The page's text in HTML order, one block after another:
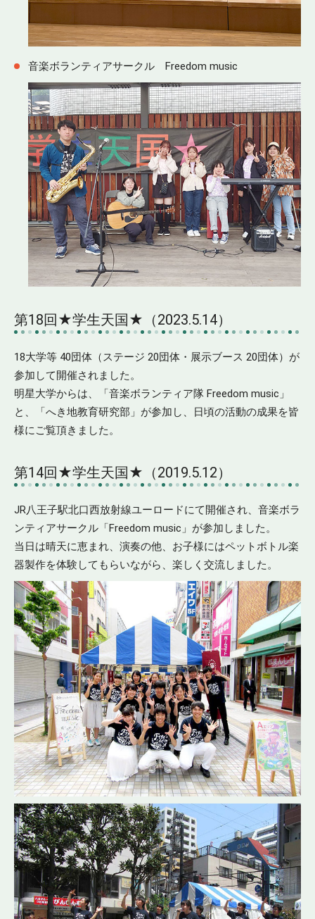
音楽ボランティアサークル Freedom music
第18回★学生天国★（2023.5.14）
18大学等 40団体（ステージ 20団体・展示ブース 20団体）が
参加して開催されました。
明星大学からは、「音楽ボランティア隊 Freedom music」
と、「へき地教育研究部」が参加し、日頃の活動の成果を皆
様にご覧頂きました。
第14回★学生天国★（2019.5.12）
JR八王子駅北口西放射線ユーロードにて開催され、音楽ボラ
ンティアサークル「Freedom music」が参加しました。
当日は晴天に恵まれ、演奏の他、お子様にはペットボトル楽
器製作を体験してもらいながら、楽しく交流しました。